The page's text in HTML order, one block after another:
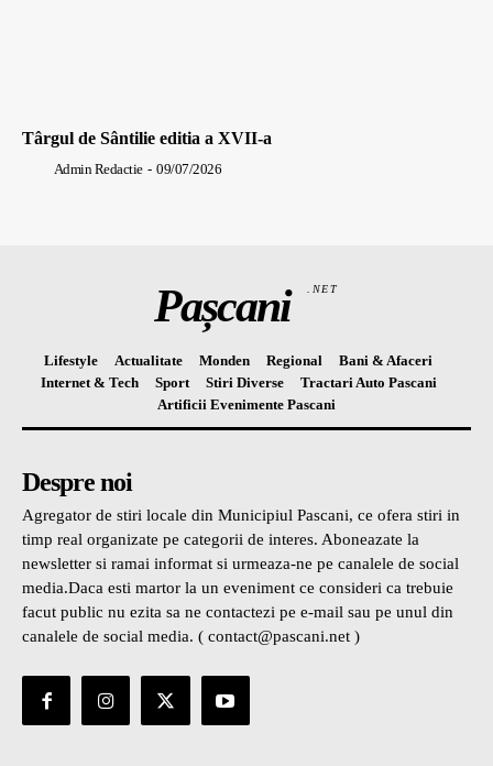
Târgul de Sântilie editia a XVII-a
Admin Redactie - 09/07/2026
Pașcani .NET
Lifestyle Actualitate Monden Regional
Bani & Afaceri
Internet & Tech
Sport Stiri Diverse
Tractari Auto Pascani
Artificii Evenimente Pascani
Despre noi
Agregator de stiri locale din Municipiul Pascani, ce ofera stiri in
timp real organizate pe categorii de interes. Aboneazate la
newsletter si ramai informat si urmeaza-ne pe canalele de social
media.Daca esti martor la un eveniment ce consideri ca trebuie
facut public nu ezita sa ne contactezi pe e-mail sau pe unul din
canalele de social media. ( contact@pascani.net )